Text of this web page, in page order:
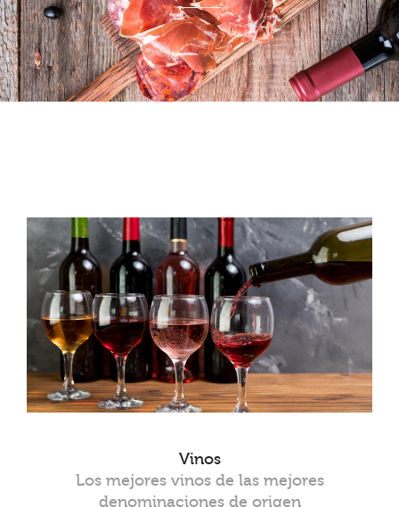
Vinos
Los mejores vinos de las mejores
denominaciones de origen